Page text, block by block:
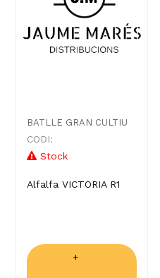
BATLLE GRAN CULTIU
CODI:
Stock
Alfalfa VICTORIA R1
+